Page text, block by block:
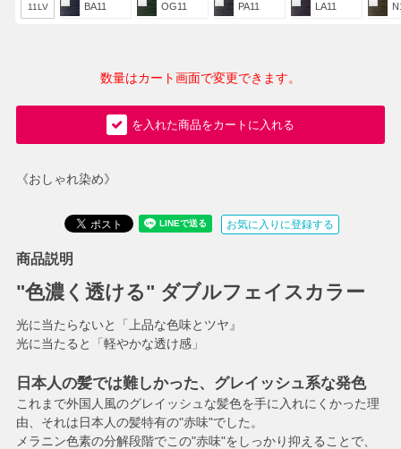
《おしゃれ染め》
11LV BA11 OG11 PA11 LA11
数量はカート画面で変更できます。
を入れた商品をカートに入れる
お気に入りに登録する
商品説明
"色濃く透ける" ダブルフェイスカラー
光に当たらないと「上品な色味とツヤ』
光に当たると「軽やかな透け感」
日本人の髪では難しかった、グレイッシュ系な発色
これまで外国人風のグレイッシュな髪色を手に入れにくかった理
由、それは日本人の髪特有の"赤味"でした。
メラニン色素の分解段階でこの"赤味"をしっかり抑えることで、